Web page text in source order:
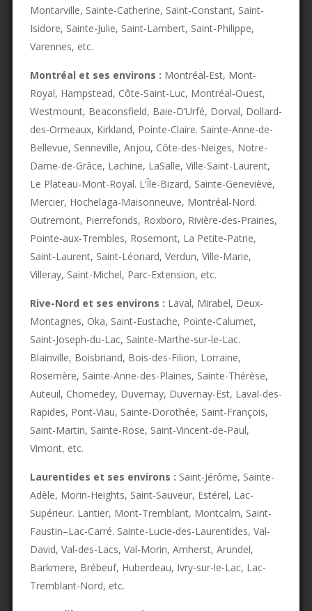
Montarville, Sainte-Catherine, Saint-Constant, Saint-
Isidore, Sainte-Julie, Saint-Lambert, Saint-Philippe,
Varennes, etc.
Montréal et ses environs : Montréal-Est, Mont-
Royal, Hampstead, Côte-Saint-Luc, Montréal-Ouest,
Westmount, Beaconsfield, Baie-D’Urfé, Dorval, Dollard-
des-Ormeaux, Kirkland, Pointe-Claire. Sainte-Anne-de-
Bellevue, Senneville, Anjou, Côte-des-Neiges, Notre-
Dame-de-Grâce, Lachine, LaSalle, Ville-Saint-Laurent,
Le Plateau-Mont-Royal. L’Île-Bizard, Sainte-Geneviève,
Mercier, Hochelaga-Maisonneuve, Montréal-Nord.
Outremont, Pierrefonds, Roxboro, Rivière-des-Prairies,
Pointe-aux-Trembles, Rosemont, La Petite-Patrie,
Saint-Laurent, Saint-Léonard, Verdun, Ville-Marie,
Villeray, Saint-Michel, Parc-Extension, etc.
Rive-Nord et ses environs : Laval, Mirabel, Deux-
Montagnes, Oka, Saint-Eustache, Pointe-Calumet,
Saint-Joseph-du-Lac, Sainte-Marthe-sur-le-Lac.
Blainville, Boisbriand, Bois-des-Filion, Lorraine,
Rosemère, Sainte-Anne-des-Plaines, Sainte-Thérèse,
Auteuil, Chomedey, Duvernay, Duvernay-Est, Laval-des-
Rapides, Pont-Viau, Sainte-Dorothée, Saint-François,
Saint-Martin, Sainte-Rose, Saint-Vincent-de-Paul,
Vimont, etc.
Laurentides et ses environs : Saint-Jérôme, Sainte-
Adèle, Morin-Heights, Saint-Sauveur, Estérel, Lac-
Supérieur. Lantier, Mont-Tremblant, Montcalm, Saint-
Faustin–Lac-Carré. Sainte-Lucie-des-Laurentides, Val-
David, Val-des-Lacs, Val-Morin, Amherst, Arundel,
Barkmere, Brébeuf, Huberdeau, Ivry-sur-le-Lac, Lac-
Tremblant-Nord, etc.